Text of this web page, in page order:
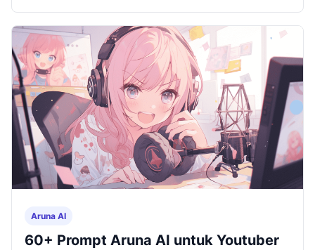
Aruna AI
60+ Prompt Aruna AI untuk Youtuber